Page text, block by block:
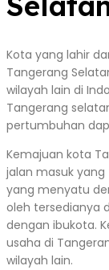
Kota yang lahir
Tangerang
wilayah lain di
Tangerang
pertumbuhan
Kemajuan kota
jalan masuk
yang menyatu
oleh tersedianya
dengan ibukota.
usaha di
wilayah lain.